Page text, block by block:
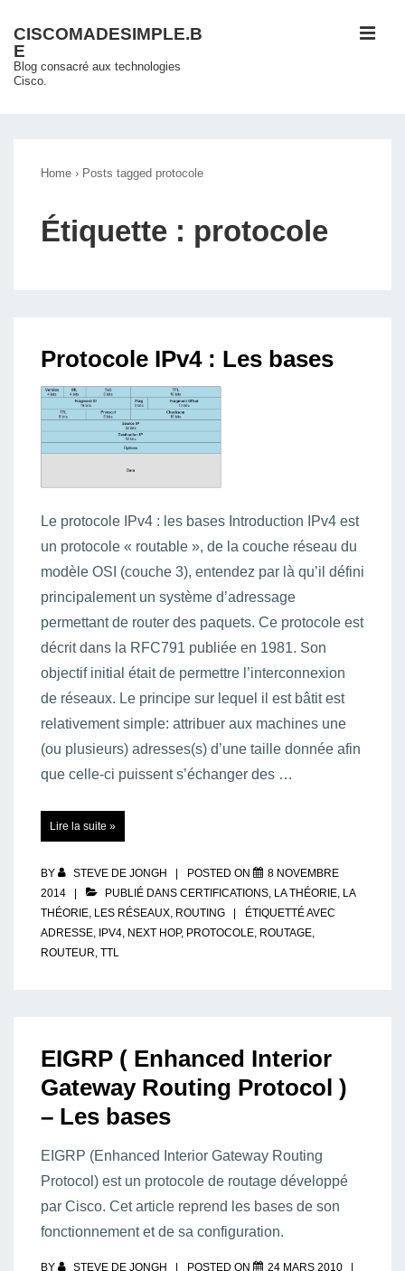
passer
au
contenu
CISCOMADESIMPLE.B
E
Blog consacré aux technologies
Cisco.
Home › Posts tagged protocole
Étiquette : protocole
Protocole IPv4 : Les bases
Le protocole IPv4 : les bases Introduction IPv4 est
un protocole « routable », de la couche réseau du
modèle OSI (couche 3), entendez par là qu’il défini
principalement un système d’adressage
permettant de router des paquets. Ce protocole est
décrit dans la RFC791 publiée en 1981. Son
objectif initial était de permettre l’interconnexion
de réseaux. Le principe sur lequel il est bâtit est
relativement simple: attribuer aux machines une
(ou plusieurs) adresses(s) d’une taille donnée afin
que celle-ci puissent s’échanger des …
IPv4
:
Lire la suite »
BY STEVE DE JONGH POSTED ON
8 NOVEMBRE
2014
PUBLIÉ DANS CERTIFICATIONS, LA THÉORIE, LA
THÉORIE, LES RÉSEAUX, ROUTING
ÉTIQUETTÉ AVEC
ADRESSE, IPV4, NEXT HOP, PROTOCOLE, ROUTAGE,
ROUTEUR, TTL
EIGRP ( Enhanced Interior
Gateway Routing Protocol )
– Les bases
EIGRP (Enhanced Interior Gateway Routing
Protocol) est un protocole de routage développé
par Cisco. Cet article reprend les bases de son
fonctionnement et de sa configuration.
BY STEVE DE JONGH POSTED ON
24 MARS 2010